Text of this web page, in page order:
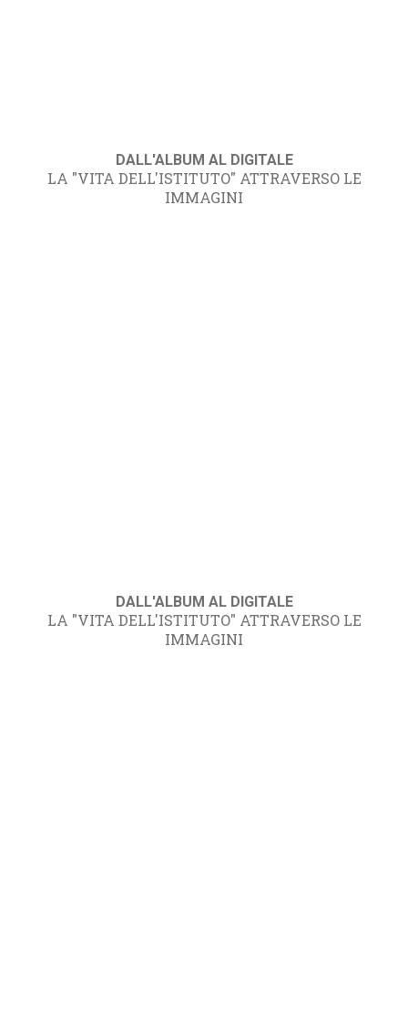
DALL'ALBUM AL DIGITALE
LA "VITA DELL'ISTITUTO" ATTRAVERSO LE
IMMAGINI
DALL'ALBUM AL DIGITALE
LA "VITA DELL'ISTITUTO" ATTRAVERSO LE
IMMAGINI